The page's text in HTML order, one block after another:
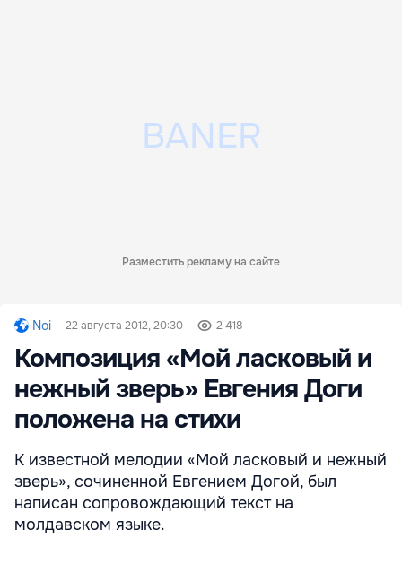
Разместить рекламу на сайте
Noi 22 августа 2012, 20:30 2 418
Композиция «Мой ласковый и
нежный зверь» Евгения Доги
положена на стихи
К известной мелодии «Мой ласковый и нежный
зверь», сочиненной Евгением Догой, был
написан сопровождающий текст на
молдавском языке.